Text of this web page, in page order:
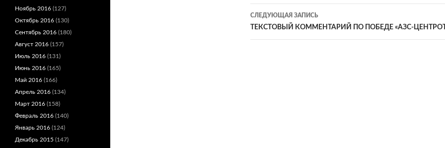
записям
СЛЕДУЮЩАЯ ЗАПИСЬ
ТЕКСТОВЫЙ КОММЕНТАРИЙ ПО ПОБЕДЕ «АЗС-
Ноябрь 2016 (127)
Октябрь 2016 (130)
Сентябрь 2016 (180)
Август 2016 (157)
Июль 2016 (131)
Июнь 2016 (165)
Май 2016 (166)
Апрель 2016 (134)
Март 2016 (158)
Февраль 2016 (140)
Январь 2016 (124)
Декабрь 2015 (147)